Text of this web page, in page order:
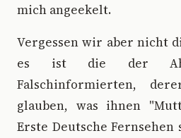
mich angeekelt.
Vergessen wir aber nicht
es ist die der
Falschinformierten,
glauben, was ihnen
Erste Deutsche